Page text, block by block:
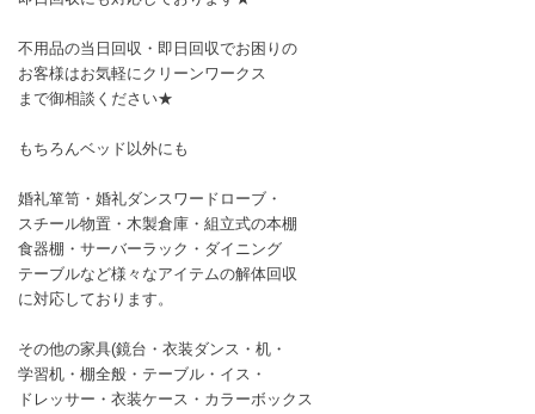
不用品の当日回収・即日回収でお困りの
お客様はお気軽にクリーンワークス
まで御相談ください★
もちろんベッド以外にも
婚礼箪笥・婚礼ダンスワードローブ・
スチール物置・木製倉庫・組立式の本棚
食器棚・サーバーラック・ダイニング
テーブルなど様々なアイテムの解体回収
に対応しております。
その他の家具(鏡台・衣装ダンス・机・
学習机・棚全般・テーブル・イス・
ドレッサー・衣装ケース・カラーボックス